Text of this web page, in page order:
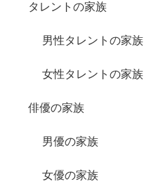
タレントの家族
男性タレントの家族
女性タレントの家族
俳優の家族
男優の家族
女優の家族